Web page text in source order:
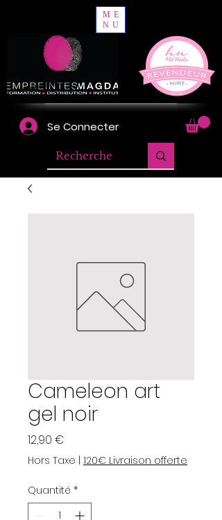
ME
NU
Se Connecter
Cameleon art
gel noir
12,90 €
Hors Taxe 120€ Livraison offerte
Quantité *